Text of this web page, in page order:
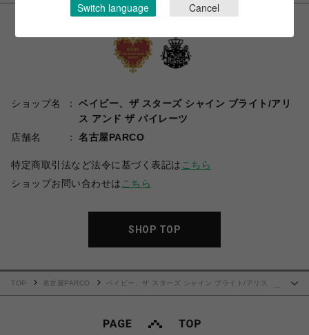
ショップ名
ベイビー、ザ スターズ シャイン ブライト/アリ
ス アンド ザ パイレーツ
店舗名
名古屋PARCO
特定商取引法など法令に基づく表記は こちら
ショップお問い合わせは こちら
SHOP TOP
TOP 名古屋PARCO
ベイビー、ザ スターズ シャイン ブライト/アリス ア
Switch language Cancel